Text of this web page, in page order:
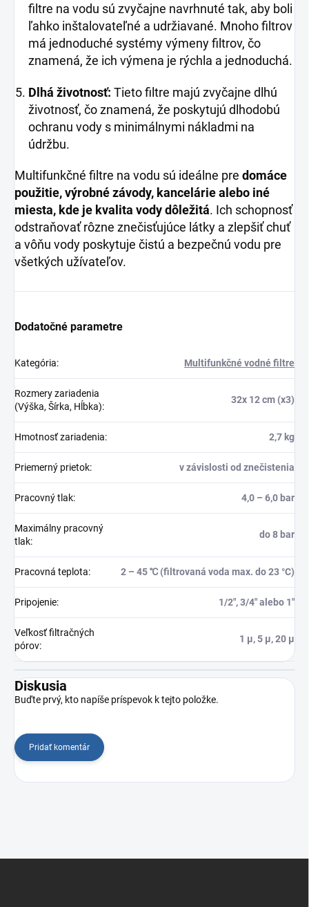
filtre na vodu sú zvyčajne navrhnuté tak, aby boli
ľahko inštalovateľné a udržiavané. Mnoho filtrov
má jednoduché systémy výmeny filtrov, čo
znamená, že ich výmena je rýchla a jednoduchá.
Dlhá životnosť: Tieto filtre majú zvyčajne dlhú
životnosť, čo znamená, že poskytujú dlhodobú
ochranu vody s minimálnymi nákladmi na
údržbu.
Multifunkčné filtre na vodu sú ideálne pre domáce
použitie, výrobné závody, kancelárie alebo iné
miesta, kde je kvalita vody dôležitá. Ich schopnosť
odstraňovať rôzne znečisťujúce látky a zlepšiť chuť
a vôňu vody poskytuje čistú a bezpečnú vodu pre
všetkých užívateľov.
Dodatočné parametre
Kategória: Multifunkčné vodné filtre
Rozmery zariadenia
(Výška, Šírka, Hĺbka):
32x 12 cm (x3)
Hmotnosť zariadenia: 2,7 kg
Priemerný prietok: v závislosti od znečistenia
Pracovný tlak: 4,0 – 6,0 bar
Maximálny pracovný
tlak:
do 8 bar
Pracovná teplota: 2 – 45 ℃ (filtrovaná voda max. do 23 °C)
Pripojenie: 1/2", 3/4" alebo 1"
Veľkosť filtračných
pórov:
1 µ, 5 µ, 20 µ
Diskusia
Buďte prvý, kto napíše príspevok k tejto položke.
Pridať komentár